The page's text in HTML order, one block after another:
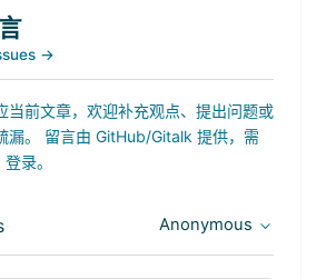
→
当前文章，欢迎补充观点、提出问题或
漏。 留言由 GitHub/Gitalk 提供，需
录。
Anonymous